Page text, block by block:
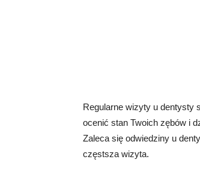
Regularne wizyty u dentysty
ocenić stan Twoich zębów i
Zaleca się odwiedziny u
częstsza wizyta.